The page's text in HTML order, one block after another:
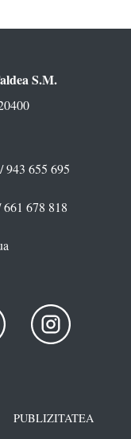
S.M.
/ 943 655 695
678 818
PUBLIZITATEA